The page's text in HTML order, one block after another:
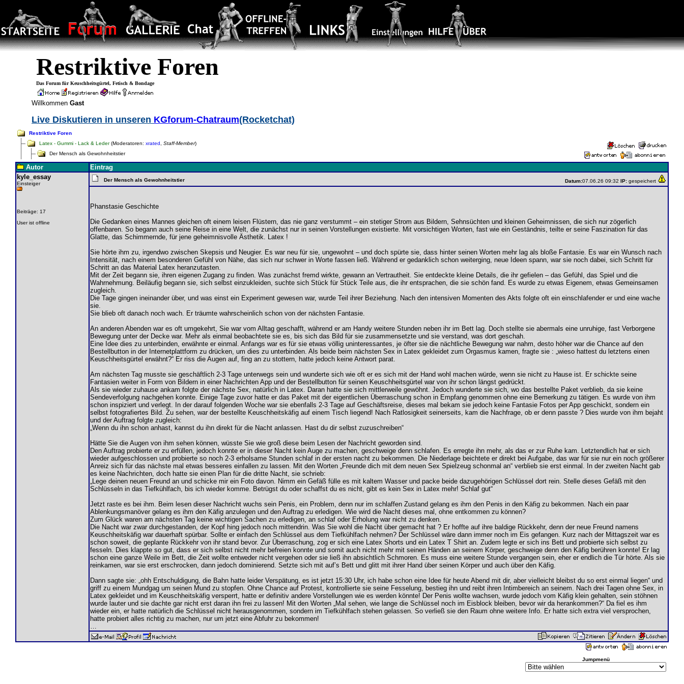
Restriktive Foren
Das Forum für Keuschheitsgürtel, Fetisch & Bondage
Willkommen Gast
Live Diskutieren in unseren KGforum-Chatraum(Rocketchat)
Restriktive Foren
Latex - Gummi - Lack & Leder(Moderatoren: xrated Staff-Member)
Der Mensch als Gewohnheitstier
Autor
Eintrag
kyle_essay
Einsteiger
Beiträge: 17
User ist offline
Der Mensch als Gewohnheitstier Datum:07.06.26 09:32 IP: gespeichert
Phanstasie Geschichte
Die Gedanken eines Mannes gleichen oft einem leisen Flüstern, das nie ganz verstummt – ein stetiger Strom aus Bildern, Sehnsüchten und kleinen Geheimnissen, die sich nur zögerlich
offenbaren. So begann auch seine Reise in eine Welt, die zunächst nur in seinen Vorstellungen existierte. Mit vorsichtigen Worten, fast wie ein Geständnis, teilte er seine Faszination für das
Glatte, das Schimmernde, für jene geheimnisvolle Ästhetik. Latex !
Sie hörte ihm zu, irgendwo zwischen Skepsis und Neugier. Es war neu für sie, ungewohnt – und doch spürte sie, dass hinter seinen Worten mehr lag als bloße Fantasie. Es war ein Wunsch nach
Intensität, nach einem besonderen Gefühl von Nähe, das sich nur schwer in Worte fassen ließ. Während er gedanklich schon weiterging, neue Ideen spann, war sie noch dabei, sich Schritt für
Schritt an das Material Latex heranzutasten.
Mit der Zeit begann sie, ihren eigenen Zugang zu finden. Was zunächst fremd wirkte, gewann an Vertrautheit. Sie entdeckte kleine Details, die ihr gefielen – das Gefühl, das Spiel und die
Wahrnehmung. Beiläufig begann sie, sich selbst einzukleiden, suchte sich Stück für Stück Teile aus, die ihr entsprachen, die sie schön fand. Es wurde zu etwas Eigenem, etwas Gemeinsamen
zugleich.
Die Tage gingen ineinander über, und was einst ein Experiment gewesen war, wurde Teil ihrer Beziehung. Nach den intensiven Momenten des Akts folgte oft ein einschlafender er und eine wache
sie.
Sie blieb oft danach noch wach. Er träumte wahrscheinlich schon von der nächsten Fantasie.
An anderen Abenden war es oft umgekehrt, Sie war vom Alltag geschafft, während er am Handy weitere Stunden neben ihr im Bett lag. Doch stellte sie abermals eine unruhige, fast Verborgene
Bewegung unter der Decke war. Mehr als einmal beobachtete sie es, bis sich das Bild für sie zusammensetzte und sie verstand, was dort geschah.
Eine Idee dies zu unterbinden, erwähnte er einmal. Anfangs war es für sie etwas völlig uninteressantes, je öfter sie die nächtliche Bewegung war nahm, desto höher war die Chance auf den
Bestellbutton in der Internetplattform zu drücken, um dies zu unterbinden. Als beide beim nächsten Sex in Latex gekleidet zum Orgasmus kamen, fragte sie : „wieso hattest du letztens einen
Keuschheitsgürtel erwähnt?“ Er riss die Augen auf, fing an zu stottern, hatte jedoch keine Antwort parat.
Am nächsten Tag musste sie geschäftlich 2-3 Tage unterwegs sein und wunderte sich wie oft er es sich mit der Hand wohl machen würde, wenn sie nicht zu Hause ist. Er schickte seine
Fantasien weiter in Form von Bildern in einer Nachrichten App und der Bestellbutton für seinen Keuschheitsgürtel war von ihr schon längst gedrückt.
Als sie wieder zuhause ankam folgte der nächste Sex, natürlich in Latex. Daran hatte sie sich mittlerweile gewöhnt. Jedoch wunderte sie sich, wo das bestellte Paket verblieb, da sie keine
Sendeverfolgung nachgehen konnte. Einige Tage zuvor hatte er das Paket mit der eigentlichen Überraschung schon in Empfang genommen ohne eine Bemerkung zu tätigen. Es wurde von ihm
schon inspiziert und verlegt. In der darauf folgenden Woche war sie ebenfalls 2-3 Tage auf Geschäftsreise, dieses mal bekam sie jedoch keine Fantasie Fotos per App geschickt, sondern ein
selbst fotografiertes Bild. Zu sehen, war der bestellte Keuschheitskäfig auf einem Tisch liegend! Nach Ratlosigkeit seinerseits, kam die Nachfrage, ob er denn passte ? Dies wurde von ihm bejaht
und der Auftrag folgte zugleich:
„Wenn du ihn schon anhast, kannst du ihn direkt für die Nacht anlassen. Hast du dir selbst zuzuschreiben“
Hätte Sie die Augen von ihm sehen können, wüsste Sie wie groß diese beim Lesen der Nachricht geworden sind.
Den Auftrag probierte er zu erfüllen, jedoch konnte er in dieser Nacht kein Auge zu machen, geschweige denn schlafen. Es erregte ihn mehr, als das er zur Ruhe kam. Letztendlich hat er sich
wieder aufgeschlossen und probierte so noch 2-3 erholsame Stunden schlaf in der ersten nacht zu bekommen. Die Niederlage beichtete er direkt bei Aufgabe, das war für sie nur ein noch größerer
Anreiz sich für das nächste mal etwas besseres einfallen zu lassen. Mit den Worten „Freunde dich mit dem neuen Sex Spielzeug schonmal an“ verblieb sie erst einmal. In der zweiten Nacht gab
es keine Nachrichten, doch hatte sie einen Plan für die dritte Nacht, sie schrieb:
„Lege deinen neuen Freund an und schicke mir ein Foto davon. Nimm ein Gefäß fülle es mit kaltem Wasser und packe beide dazugehörigen Schlüssel dort rein. Stelle dieses Gefäß mit den
Schlüsseln in das Tiefkühlfach, bis ich wieder komme. Betrügst du oder schaffst du es nicht, gibt es kein Sex in Latex mehr! Schlaf gut“
Jetzt raste es bei ihm. Beim lesen dieser Nachricht wuchs sein Penis, ein Problem, denn nur im schlaffen Zustand gelang es ihm den Penis in den Käfig zu bekommen. Nach ein paar
Ablenkungsmanöver gelang es ihm den Käfig anzulegen und den Auftrag zu erledigen. Wie wird die Nacht dieses mal, ohne entkommen zu können?
Zum Glück waren am nächsten Tag keine wichtigen Sachen zu erledigen, an schlaf oder Erholung war nicht zu denken.
Die Nacht war zwar durchgestanden, der Kopf hing jedoch noch mittendrin. Was Sie wohl die Nacht über gemacht hat ? Er hoffte auf ihre baldige Rückkehr, denn der neue Freund namens
Keuschheitskäfig war dauerhaft spürbar. Sollte er einfach den Schlüssel aus dem Tiefkühlfach nehmen? Der Schlüssel wäre dann immer noch im Eis gefangen. Kurz nach der Mittagszeit war es
schon soweit, die geplante Rückkehr von ihr stand bevor. Zur Überraschung, zog er sich eine Latex Shorts und ein Latex T Shirt an. Zudem legte er sich ins Bett und probierte sich selbst zu
fesseln. Dies klappte so gut, dass er sich selbst nicht mehr befreien konnte und somit auch nicht mehr mit seinen Händen an seinem Körper, geschweige denn den Käfig berühren konnte! Er lag
schon eine ganze Weile im Bett, die Zeit wollte entweder nicht vergehen oder sie ließ ihn absichtlich Schmoren. Es muss eine weitere Stunde vergangen sein, eher er endlich die Tür hörte. Als sie
reinkamen, war sie erst erschrocken, dann jedoch dominierend. Setzte sich mit auf’s Bett und glitt mit ihrer Hand über seinen Körper und auch über den Käfig.
Dann sagte sie: „ohh Entschuldigung, die Bahn hatte leider Verspätung, es ist jetzt 15:30 Uhr, ich habe schon eine Idee für heute Abend mit dir, aber vielleicht bleibst du so erst einmal liegen“ und
griff zu einem Mundgag um seinen Mund zu stopfen. Ohne Chance auf Protest, kontrollierte sie seine Fesselung, bestieg ihn und reibt ihren Intimbereich an seinem. Nach drei Tagen ohne Sex, in
Latex gekleidet und im Keuschheitskäfig versperrt, hatte er definitiv andere Vorstellungen wie es werden könnte! Der Penis wollte wachsen, wurde jedoch vom Käfig klein gehalten, sein stöhnen
wurde lauter und sie dachte gar nicht erst daran ihn frei zu lassen! Mit den Worten „Mal sehen, wie lange die Schlüssel noch im Eisblock bleiben, bevor wir da herankommen?“ Da fiel es ihm
wieder ein, er hatte natürlich die Schlüssel nicht herausgenommen, sondern im Tiefkühlfach stehen gelassen. So verließ sie den Raum ohne weitere Info. Er hatte sich extra viel versprochen,
hatte probiert alles richtig zu machen, nur um jetzt eine Abfuhr zu bekommen!
…
Jumpmenü